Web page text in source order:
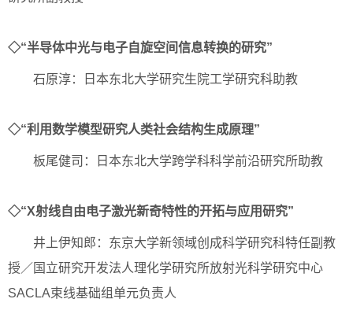
◇“半导体中光与电子自旋空间信息转换的研究”
石原淳：日本东北大学研究生院工学研究科助教
◇“利用数学模型研究人类社会结构生成原理”
板尾健司：日本东北大学跨学科科学前沿研究所助教
◇“X射线自由电子激光新奇特性的开拓与应用研究”
井上伊知郎：东京大学新领域创成科学研究科特任副教
授／国立研究开发法人理化学研究所放射光科学研究中心
SACLA束线基础组单元负责人